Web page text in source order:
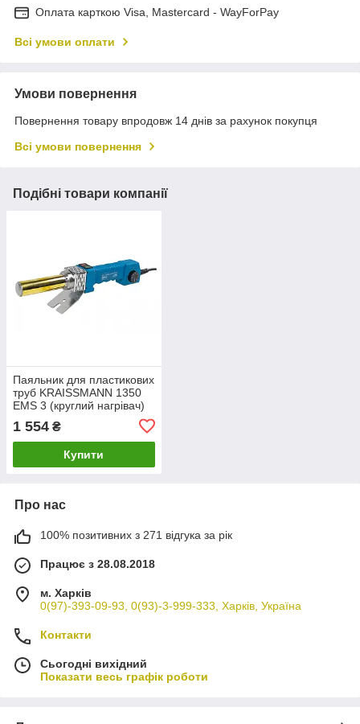
Оплата карткою Visa, Mastercard - WayForPay
Всі умови оплати
Умови повернення
Повернення товару впродовж 14 днів за рахунок покупця
Всі умови повернення
Подібні товари компанії
Паяльник для пластикових
труб KRAISSMANN 1350
EMS 3 (круглий нагрівач)
1 554 ₴
Купити
Про нас
100% позитивних з 271 відгука за рік
Працює з 28.08.2018
м. Харків
0(97)-393-09-93, 0(93)-3-999-333, Харків, Україна
Контакти
Сьогодні вихідний
Показати весь графік роботи